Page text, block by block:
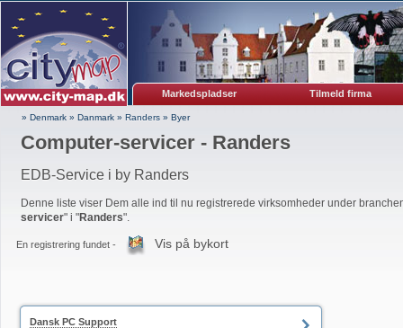
Markedspladser Tilmeld firma
» Denmark » Danmark » Randers » Byer
Computer-servicer - Randers
EDB-Service i by Randers
Denne liste viser Dem alle ind til nu registrerede virksomheder under
servicer" i "Randers".
En registrering fundet - Vis på bykort
Dansk PC Support